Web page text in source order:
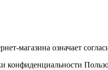
магазина означает
конфиденциальности